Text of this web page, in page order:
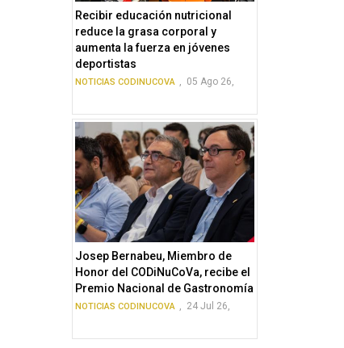
Recibir educación nutricional
reduce la grasa corporal y
aumenta la fuerza en jóvenes
deportistas
NOTICIAS CODINUCOVA , 05 Ago 26,
Josep Bernabeu, Miembro de
Honor del CODiNuCoVa, recibe el
Premio Nacional de Gastronomía
NOTICIAS CODINUCOVA , 24 Jul 26,